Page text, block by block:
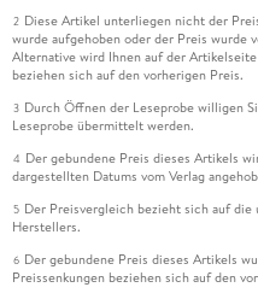
2 Diese Artikel unterliegen nicht der
wurde aufgehoben oder der Preis wurde
Alternative wird Ihnen auf der
beziehen sich auf den vorherigen Preis.
3 Durch Öffnen der Leseprobe willigen
Leseprobe übermittelt werden.
4 Der gebundene Preis dieses Artikels
dargestellten Datums vom Verlag
5 Der Preisvergleich bezieht sich auf
Herstellers.
6 Der gebundene Preis dieses Artikels
Preissenkungen beziehen sich auf den